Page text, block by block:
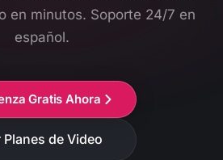
en minutos. Soporte 24/7 en
español.
Gratis Ahora
Planes de Video